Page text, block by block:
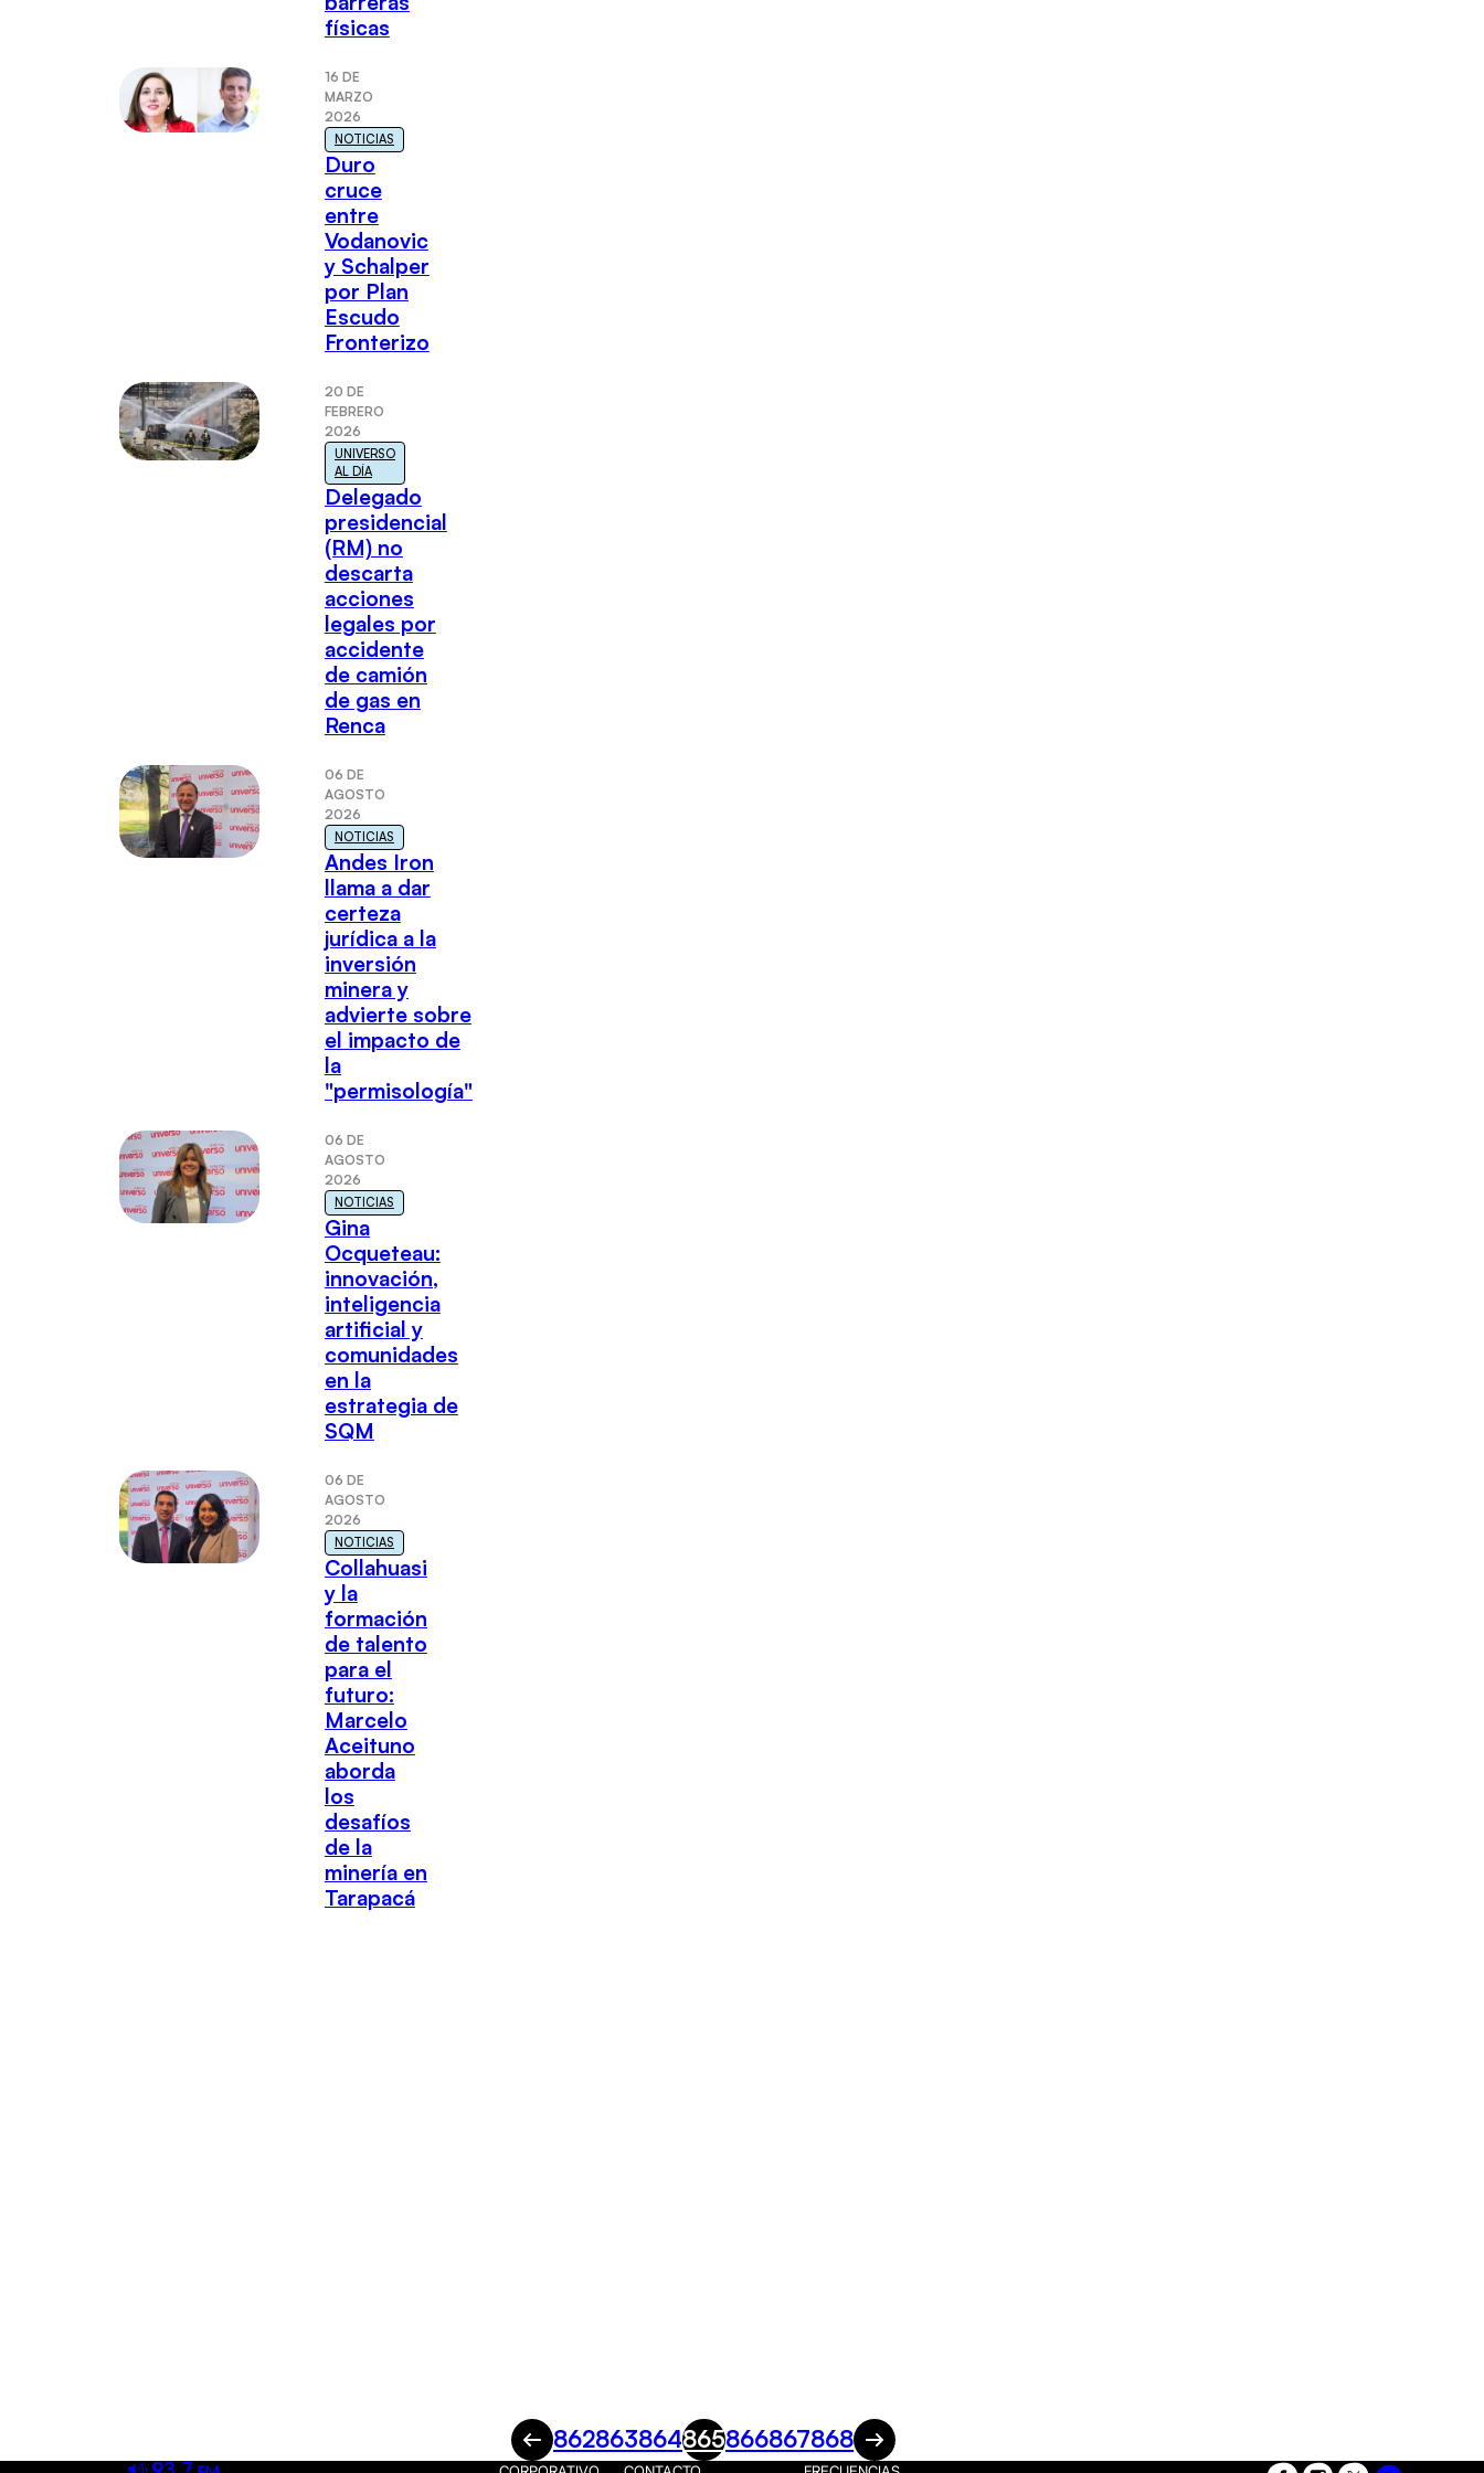
físicas
16 DE
MARZO
2026
NOTICIAS
Duro
cruce
entre
Vodanovic
y Schalper
por Plan
Escudo
Fronterizo
20 DE
FEBRERO
2026
UNIVERSO
AL DÍA
Delegado
presidencial
(RM) no
descarta
acciones
legales por
accidente
de camión
de gas en
Renca
06 DE
AGOSTO
2026
NOTICIAS
Andes Iron
llama a dar
certeza
jurídica a la
inversión
minera y
advierte sobre
el impacto de
la
"permisología"
06 DE
AGOSTO
2026
NOTICIAS
Gina
Ocqueteau:
innovación,
inteligencia
artificial y
comunidades
en la
estrategia de
SQM
06 DE
AGOSTO
2026
NOTICIAS
Collahuasi
y la
formación
de talento
para el
futuro:
Marcelo
Aceituno
aborda
los
desafíos
de la
minería en
Tarapacá
862863864865866867868